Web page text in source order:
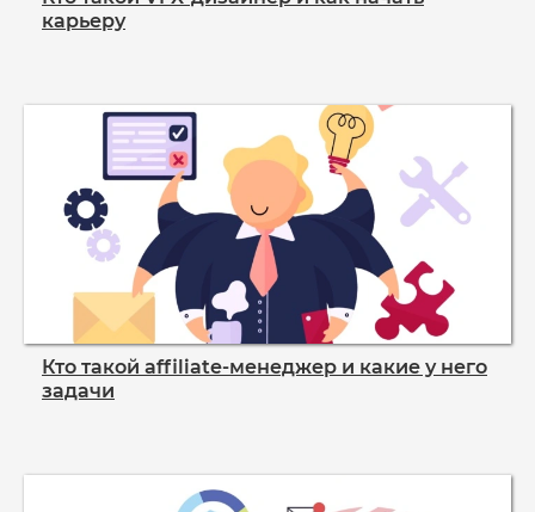
карьеру
Кто такой affiliate‑менеджер и какие у него
задачи